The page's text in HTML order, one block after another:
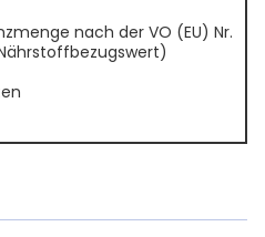
nach der VO (EU) Nr.